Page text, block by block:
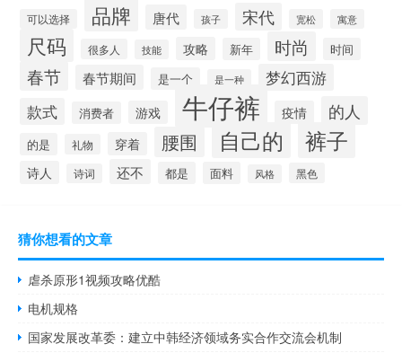
可以选择 品牌 唐代 孩子 宋代 宽松 寓意
尺码 很多人 技能 攻略 新年 时尚 时间
春节 春节期间 是一个 是一种
梦幻西游
款式
消费者 游戏 牛仔裤 疫情 的人
的是 礼物 穿着 腰围 自己的 裤子
诗人 诗词 还不 都是 面料 风格 黑色
猜你想看的文章
虐杀原形1视频攻略优酷
电机规格
国家发展改革委：建立中韩经济领域务实合作交流会机制